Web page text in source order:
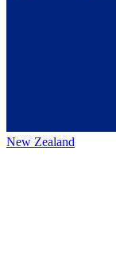
New Zealand